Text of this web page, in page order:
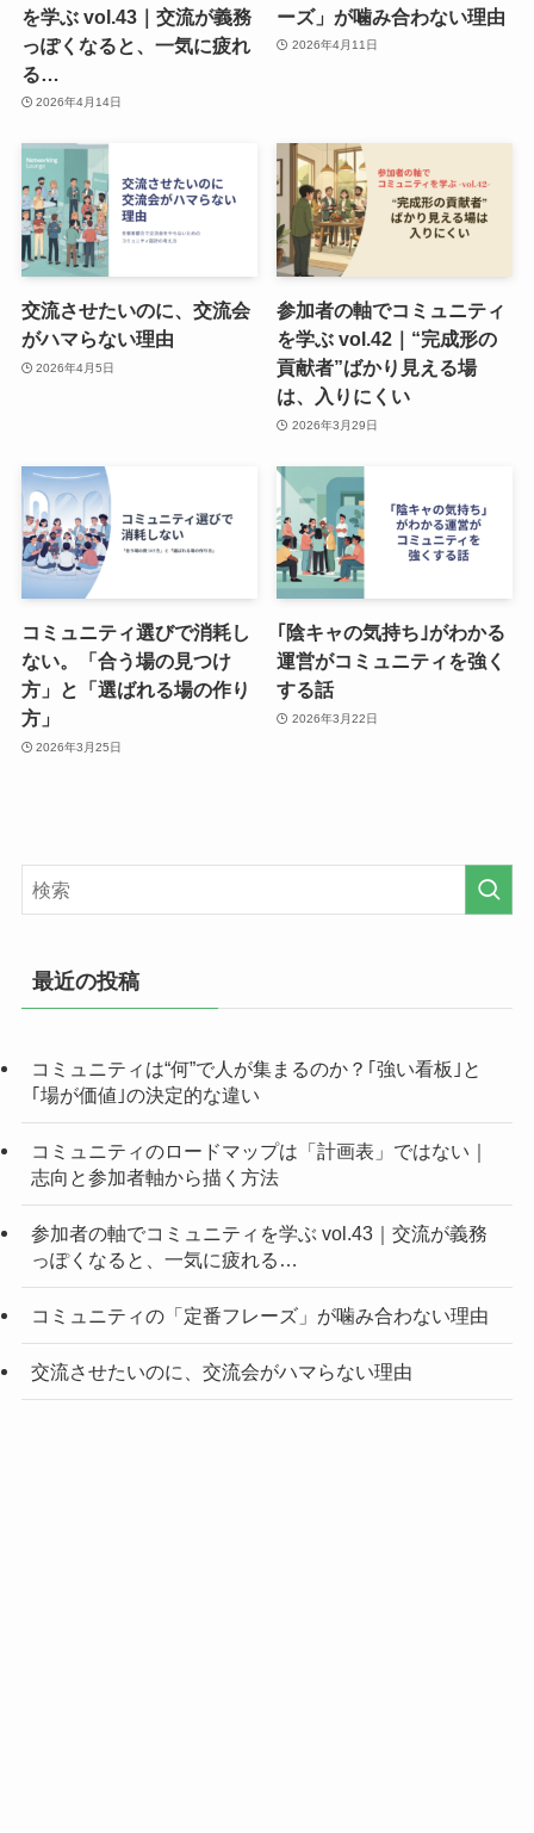
を学ぶ vol.43｜交流が義務
っぽくなると、一気に疲れ
る…
2026年4月14日
ーズ」が噛み合わない理由
2026年4月11日
交流させたいのに、交流会
がハマらない理由
2026年4月5日
参加者の軸でコミュニティ
を学ぶ vol.42｜“完成形の
貢献者”ばかり見える場
は、入りにくい
2026年3月29日
コミュニティ選びで消耗し
ない。「合う場の見つけ
方」と「選ばれる場の作り
方」
2026年3月25日
｢陰キャの気持ち｣がわかる
運営がコミュニティを強く
する話
2026年3月22日
最近の投稿
コミュニティは“何”で人が集まるのか？｢強い看板｣と
｢場が価値｣の決定的な違い
コミュニティのロードマップは「計画表」ではない｜
志向と参加者軸から描く方法
参加者の軸でコミュニティを学ぶ vol.43｜交流が義務
っぽくなると、一気に疲れる…
コミュニティの「定番フレーズ」が噛み合わない理由
交流させたいのに、交流会がハマらない理由